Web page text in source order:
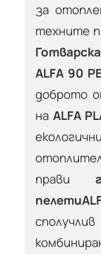
за
техните
ALFA 90
доброто
на ALFA
прави
пелети